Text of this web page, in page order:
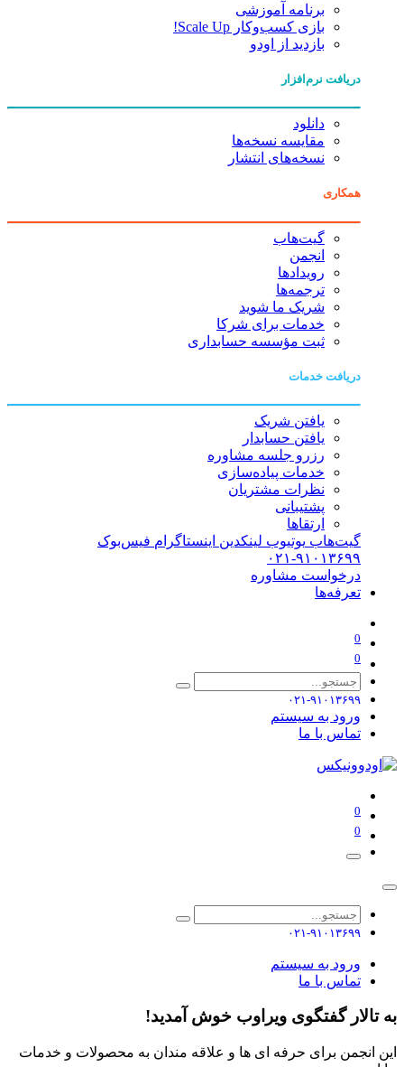
برنامه آموزشی
بازی کسب‌وکار Scale Up!
بازدید از اودو
دریافت نرم‌افزار
دانلود
مقایسه نسخه‌ها
نسخه‌های انتشار
همکاری
گیت‌هاب
انجمن
رویدادها
ترجمه‌ها
شریک ما شوید
خدمات برای شرکا
ثبت مؤسسه حسابداری
دریافت خدمات
یافتن شریک
یافتن حسابدار
رزرو جلسه مشاوره
خدمات پیاده‌سازی
نظرات مشتریان
پشتیبانی
ارتقاها
گیت‌هاب یوتیوب لینکدین اینستاگرام فیس‌بوک
۰۲۱-۹۱۰۱۳۶۹۹
درخواست مشاوره
تعرفه‌ها
0
0
۰۲۱-۹۱۰۱۳۶۹۹
ورود به سیستم
تماس با ما
0
0
۰۲۱-۹۱۰۱۳۶۹۹
ورود به سیستم
تماس با ما
به تالار گفتگوی ویراوب خوش آمدید!
این انجمن برای حرفه ای ها و علاقه مندان به محصولات و خدمات